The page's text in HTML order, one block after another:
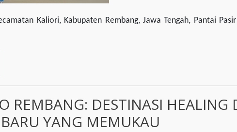
Kaliori, Kabupaten Rembang, Jawa Tengah, Pantai
REMBANG: DESTINASI HEALING
YANG MEMUKAU